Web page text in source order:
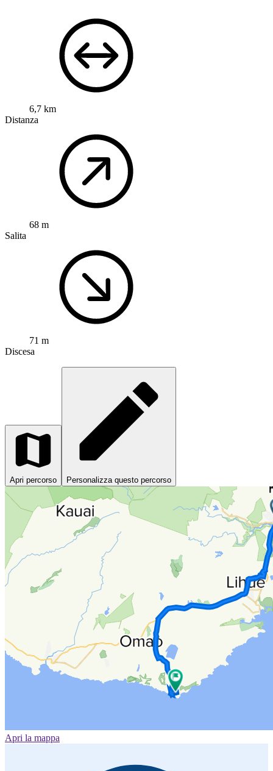
6,7 km
Distanza
68 m
Salita
71 m
Discesa
Apri percorso Personalizza questo percorso
Apri la mappa